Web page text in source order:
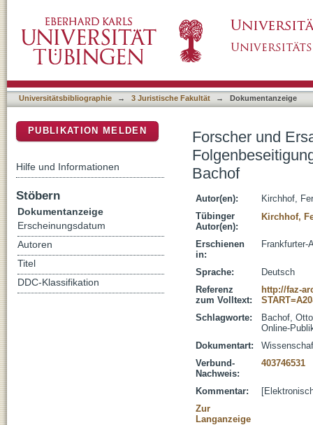
Verwaltungsrecht - 100 Jahre Otto Bachof
Universitätsbibliographie → 3 Juristische Fakultät → Dokumentanzeige
Forscher und
Bachof
Autor(en):
Kirchhof,
Tübinger
Autor(en):
Kirchhof,
Erschienen
in:
Frankfurter-
Sprache:
Deutsch
Referenz
zum Volltext:
http://faz-
Schlagworte:
Bachof, Otto
Online-
Dokumentart:
Verbund-
Nachweis:
403746531
Kommentar:
Zur
Langanzeige
PUBLIKATION MELDEN
Hilfe und Informationen
Stöbern
Dokumentanzeige
Erscheinungsdatum
Autoren
Titel
DDC-Klassifikation